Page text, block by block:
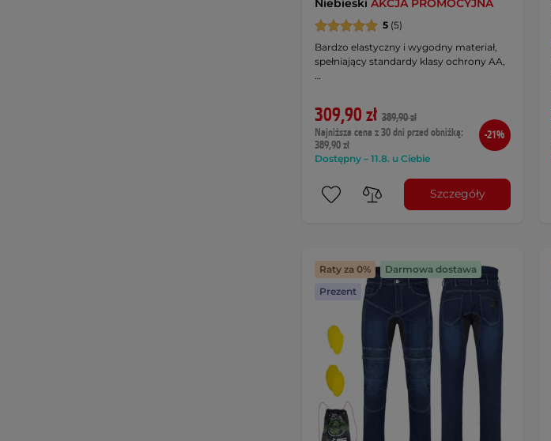
Niebieski AKCJA PROMOCYJNA
5 (5)
Bardzo elastyczny i wygodny materiał,
spełniający standardy klasy ochrony AA,
309,90 zł 389,90 zł
Najniższa cena z 30 dni przed obniżką:
389,90 zł
Dostępny – 11.8. u Ciebie
-21%
Szczegóły
Raty za 0%
Darmowa dostawa
Prezent